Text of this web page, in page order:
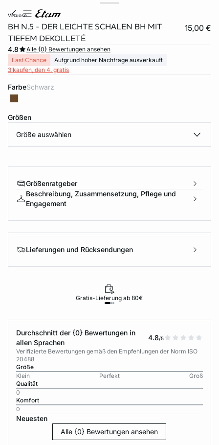
virtuose
BH N.5 - DER LEICHTE SCHALEN BH MIT
TIEFEM DEKOLLETÉ
15,00 €
4.8
Alle {0} Bewertungen ansehen
Last Chance
Aufgrund hoher Nachfrage ausverkauft
3 kaufen, den 4. gratis
Farbe schwarz
Größen
Größe auswählen
Größenratgeber
Beschreibung, Zusammensetzung, Pflege und
Engagement
Lieferungen und Rücksendungen
Gratis-Lieferung ab 80€
Durchschnitt der {0} Bewertungen in
allen Sprachen
4.8/5
Verifizierte Bewertungen gemäß den Empfehlungen der Norm ISO
20488
Größe
Klein
Perfekt
Groß
Qualität
0
Komfort
0
Neuesten
Alle {0} Bewertungen ansehen